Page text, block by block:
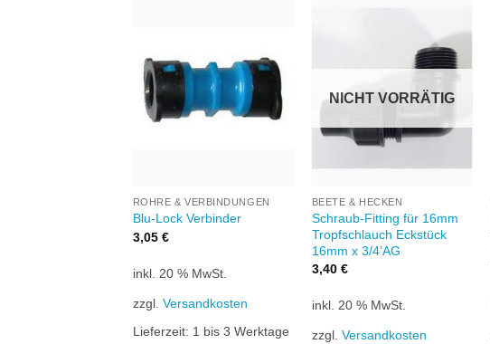
hinzufügen
ROHRE & VERBINDUNGEN
Blu-Lock Verbinder
3,05 €
inkl. 20 % MwSt.
zzgl. Versandkosten
Lieferzeit: 1 bis 3 Werktage
Zu
Wunschliste
hinzufügen
+
NICHT VORRÄTIG
BEETE & HECKEN
Schraub-Fitting für 16mm
Tropfschlauch Eckstück
16mm x 3/4’AG
3,40 €
inkl. 20 % MwSt.
zzgl. Versandkosten